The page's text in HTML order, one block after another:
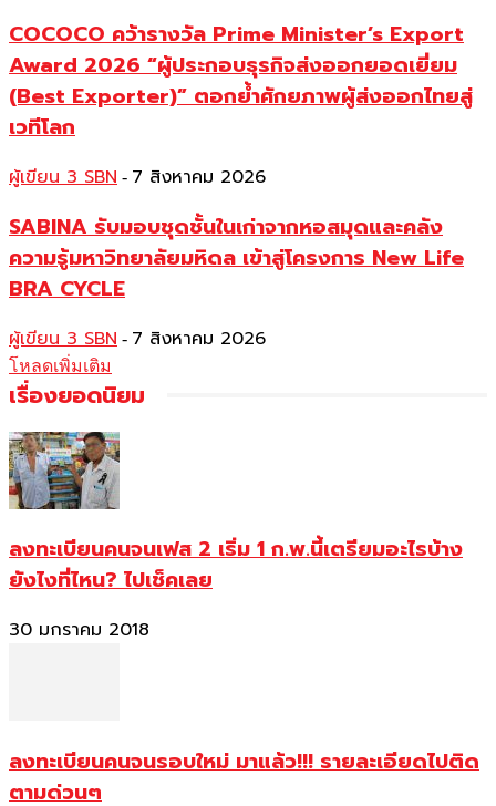
COCOCO คว้ารางวัล Prime Minister’s Export
Award 2026 “ผู้ประกอบธุรกิจส่งออกยอดเยี่ยม
(Best Exporter)” ตอกย้ำศักยภาพผู้ส่งออกไทยสู่
เวทีโลก
ผู้เขียน 3 SBN - 7 สิงหาคม 2026
SABINA รับมอบชุดชั้นในเก่าจากหอสมุดและคลัง
ความรู้มหาวิทยาลัยมหิดล เข้าสู่โครงการ New Life
BRA CYCLE
ผู้เขียน 3 SBN - 7 สิงหาคม 2026
โหลดเพิ่มเติม
เรื่องยอดนิยม
ลงทะเบียนคนจนเฟส 2 เริ่ม 1 ก.พ.นี้เตรียมอะไรบ้าง
ยังไงที่ไหน? ไปเช็คเลย
30 มกราคม 2018
ลงทะเบียนคนจนรอบใหม่ มาแล้ว!!! รายละเอียดไปติด
ตามด่วนๆ